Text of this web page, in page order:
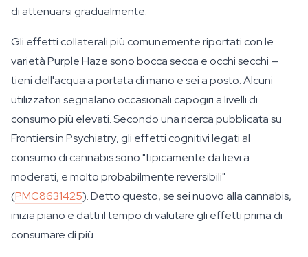
di attenuarsi gradualmente.
Gli effetti collaterali più comunemente riportati con le
varietà Purple Haze sono bocca secca e occhi secchi —
tieni dell'acqua a portata di mano e sei a posto. Alcuni
utilizzatori segnalano occasionali capogiri a livelli di
consumo più elevati. Secondo una ricerca pubblicata su
Frontiers in Psychiatry, gli effetti cognitivi legati al
consumo di cannabis sono "tipicamente da lievi a
moderati, e molto probabilmente reversibili"
(PMC8631425). Detto questo, se sei nuovo alla cannabis,
inizia piano e datti il tempo di valutare gli effetti prima di
consumare di più.